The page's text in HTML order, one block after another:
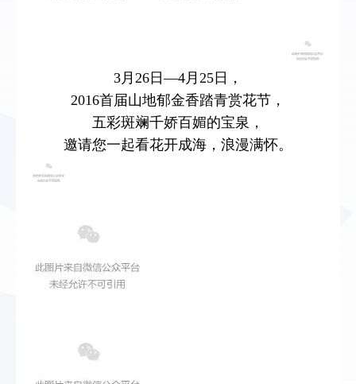
3月26日—4月25日，
2016首届山地郁金香踏青赏花节，
五彩斑斓千娇百媚的宝泉，
邀请您一起看花开成海，浪漫满怀。